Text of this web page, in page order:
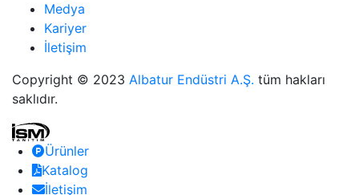
Medya
Kariyer
İletişim
Copyright © 2023 Albatur Endüstri A.Ş. tüm hakları
saklıdır.
Ürünler
Katalog
İletişim